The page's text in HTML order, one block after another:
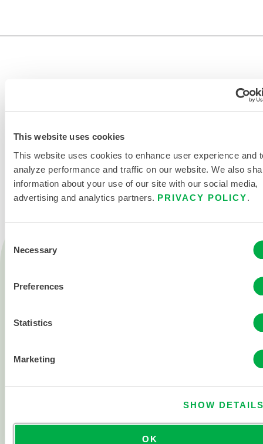
This website uses cookies
This website uses cookies to enhance user experience and
analyze performance and traffic on our website. We also
information about your use of our site with our social media,
advertising and analytics partners. PRIVACY POLICY
Selection
Necessary
Preferences
Statistics
Marketing
SHOW
OK
Produkte
Chemisch
Karriere